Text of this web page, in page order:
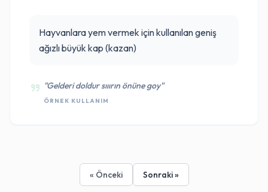
Hayvanlara yem vermek için kullanılan geniş
ağızlı büyük kap (kazan)
"Gelderi doldur sııırın önüne goy"
ÖRNEK KULLANIM
« Önceki Sonraki »